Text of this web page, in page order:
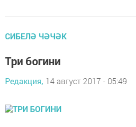
СИБЕЛӘ ЧӘЧӘК
Три богини
Редакция, 14 август 2017 - 05:49